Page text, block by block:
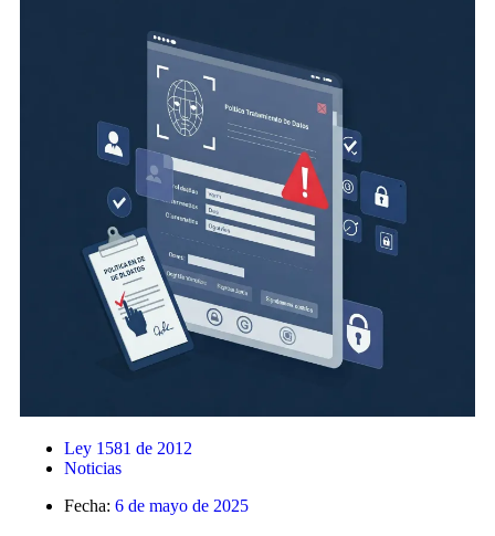
Ley 1581 de 2012
Noticias
Fecha: 6 de mayo de 2025